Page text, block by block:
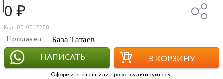
0₽
Код: 00-00115288
Продавец: База Татаев
НАПИСАТЬ В КОРЗИНУ
Оформите заказ или проконсультируйтесь: